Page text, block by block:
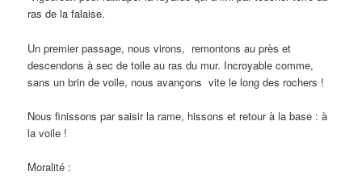
ras de la falaise.
Un premier passage, nous virons, remontons au près et
descendons à sec de toile au ras du mur. Incroyable comme,
sans un brin de voile, nous avançons vite le long des rochers !
Nous finissons par saisir la rame, hissons et retour à la base : à
la voile !
Moralité :